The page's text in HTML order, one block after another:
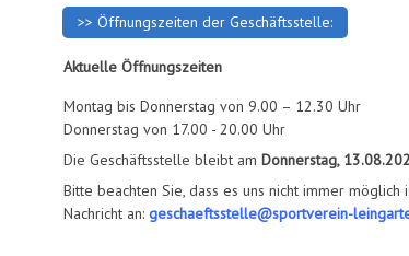
>> Öffnungszeiten der Geschäftsstelle:
Aktuelle Öffnungszeiten
Montag bis Donnerstag von 9.00 – 12.30 Uhr
Donnerstag von 17.00 - 20.00 Uhr
Die Geschäftsstelle bleibt am Donnerstag,
Bitte beachten Sie, dass es uns nicht immer
Nachricht an: geschaeftsstelle@sportverein-